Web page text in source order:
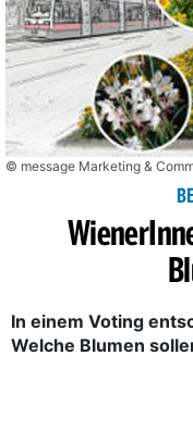
© message Marketing &
In einem Voting
Welche Blumen